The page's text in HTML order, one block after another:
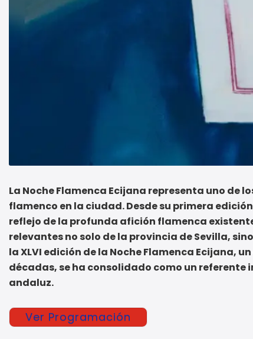
La Noche Flamenca Ecijana representa uno de
flamenco en la ciudad. Desde su primera
reflejo de la profunda afición flamenca
relevantes no solo de la provincia de Sevilla,
la XLVI edición de la Noche Flamenca Ecijana,
décadas, se ha consolidado como un
andaluz.
Ver Programación